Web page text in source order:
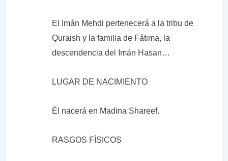
El Imán Mehdi pertenecerá a la tribu de
Quraish y la familia de Fátima, la
descendencia del Imán Hasan…
LUGAR DE NACIMIENTO
Él nacerá en Madina Shareef.
RASGOS FÍSICOS